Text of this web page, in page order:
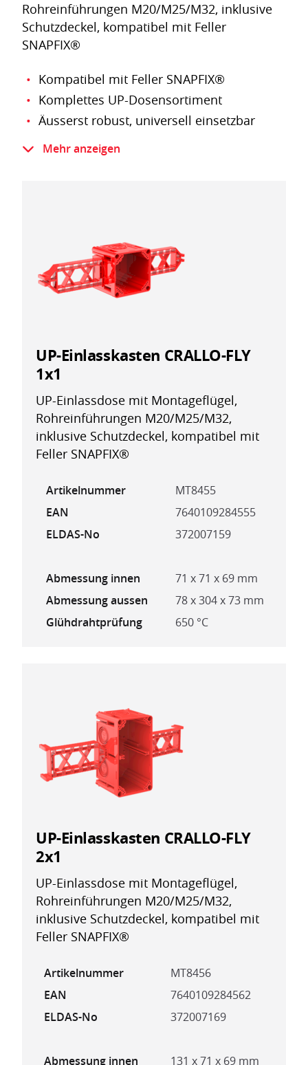
Rohreinführungen M20/M25/M32, inklusive
Schutzdeckel, kompatibel mit Feller
SNAPFIX®
Kompatibel mit Feller SNAPFIX®
Komplettes UP-Dosensortiment
Äusserst robust, universell einsetzbar
Mit grossen Montageraum
Mehr anzeigen
UP-Einlasskasten CRALLO-FLY
1x1
UP-Einlassdose mit Montageflügel,
Rohreinführungen M20/M25/M32,
inklusive Schutzdeckel, kompatibel mit
Feller SNAPFIX®
Artikelnummer
MT8455
EAN
7640109284555
ELDAS-No
372007159
Abmessung innen
71 x 71 x 69 mm
Abmessung aussen
78 x 304 x 73 mm
Glühdrahtprüfung
650 °C
UP-Einlasskasten CRALLO-FLY
2x1
UP-Einlassdose mit Montageflügel,
Rohreinführungen M20/M25/M32,
inklusive Schutzdeckel, kompatibel mit
Feller SNAPFIX®
Artikelnummer
MT8456
EAN
7640109284562
ELDAS-No
372007169
Abmessung innen 131 x 71 x 69 mm